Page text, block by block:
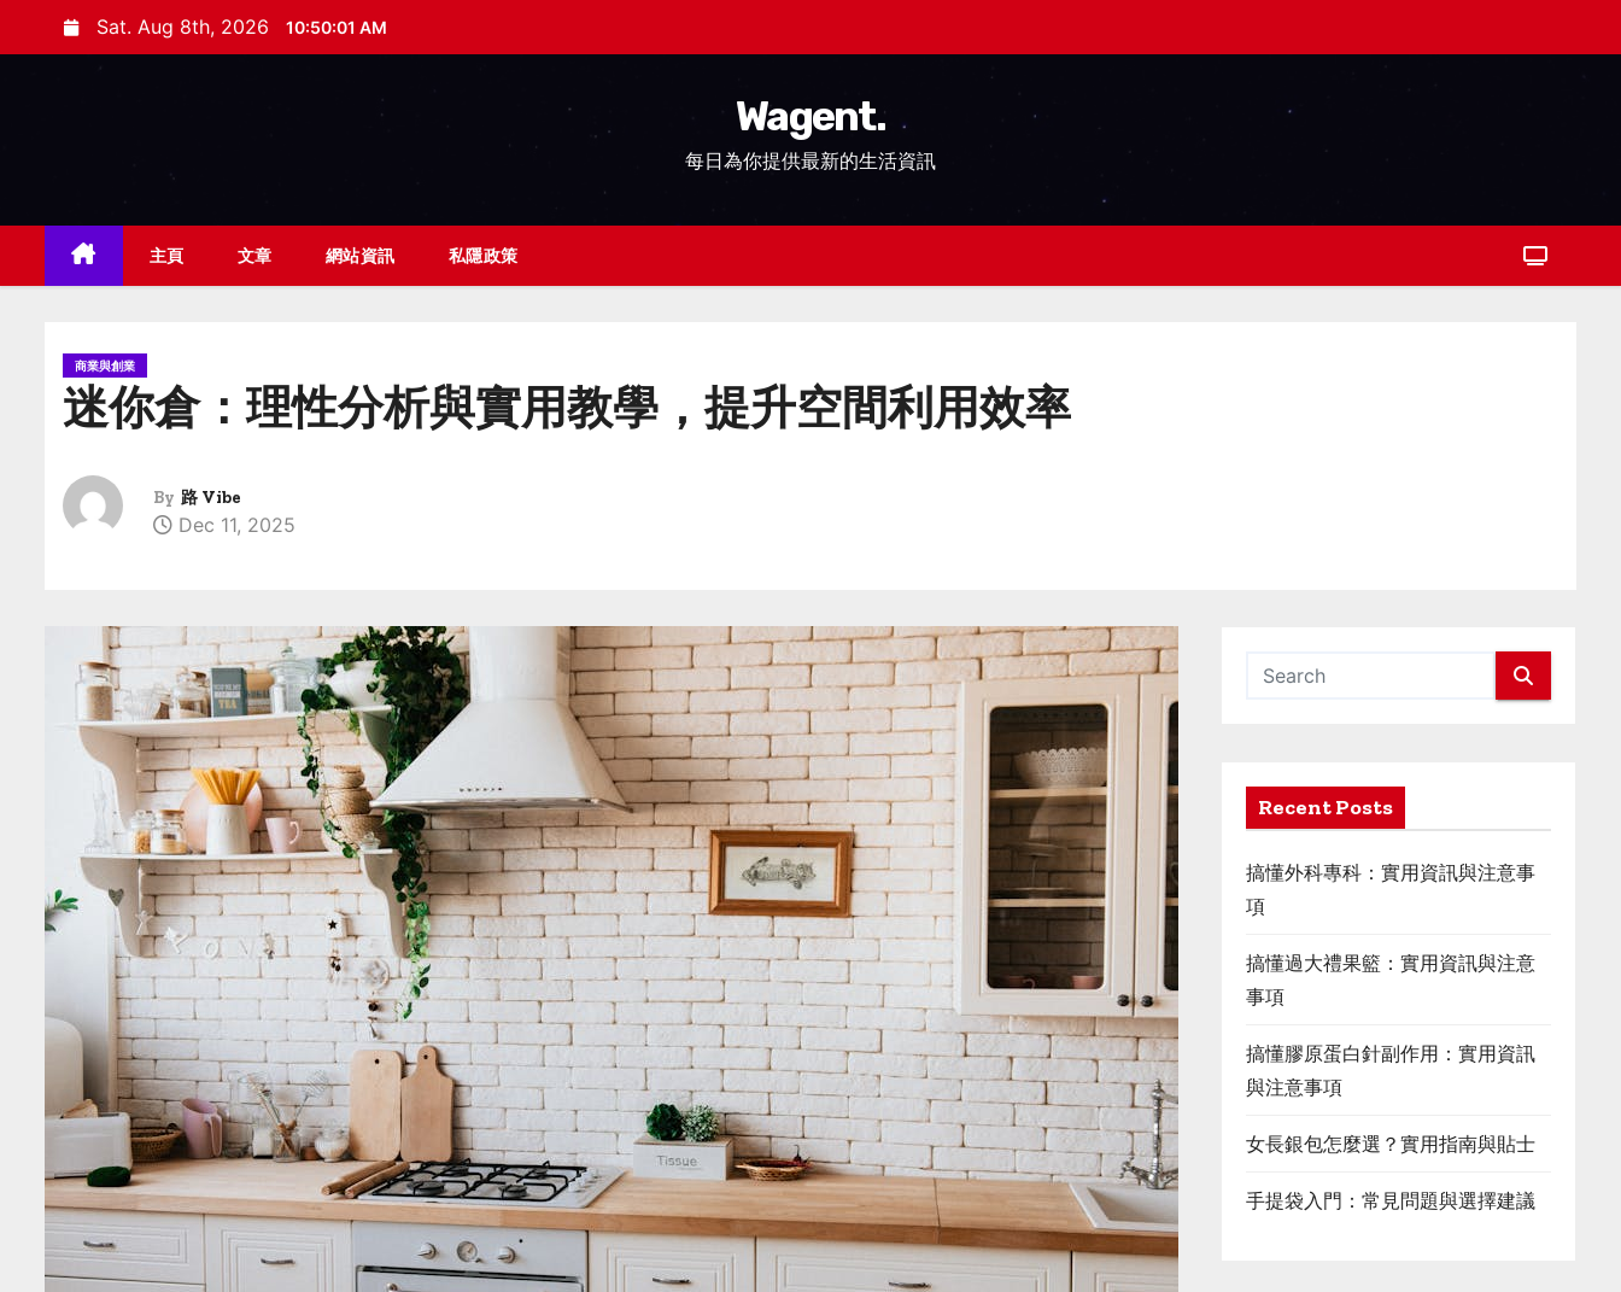
k
n
Sat. Aug 8th, 2026 10:50:02 AM
Wagent.
每日為你提供最新的生活資訊
主頁 文章 網站資訊 私隱政策
商業與創業
迷你倉：理性分析與實用教學，提升空間利用效率
By 路 Vibe
Dec 11, 2025
Recent Posts
搞懂外科專科：實用資訊與注意事
項
搞懂過大禮果籃：實用資訊與注意
事項
搞懂膠原蛋白針副作用：實用資訊
與注意事項
女長銀包怎麼選？實用指南與貼士
手提袋入門：常見問題與選擇建議